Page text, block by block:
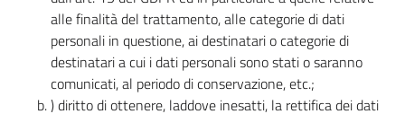
alle finalità del trattamento, alle categorie di dati
personali in questione, ai destinatari o categorie di
destinatari a cui i dati personali sono stati o saranno
comunicati, al periodo di conservazione, etc.;
) diritto di ottenere, laddove inesatti, la rettifica dei dati